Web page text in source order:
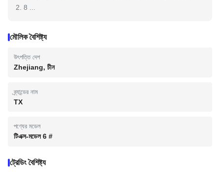
2. 8 ...
মৌলিক বৈশিষ্ট্য
উৎপত্তি দেশ
Zhejiang, চীন
ব্র্যান্ডের নাম
TX
পণ্যের মডেল
টিএক্স-মডেল 6 #
ট্রেডিং বৈশিষ্ট্য